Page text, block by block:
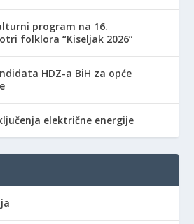
program na 16.
folklora “Kiseljak 2026”
HDZ-a BiH za opće
električne energije